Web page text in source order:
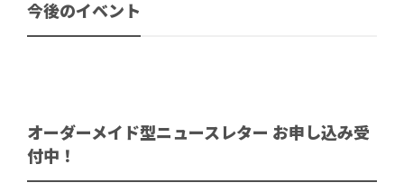
今後のイベント
オーダーメイド型ニュースレター お申し込み受
付中！